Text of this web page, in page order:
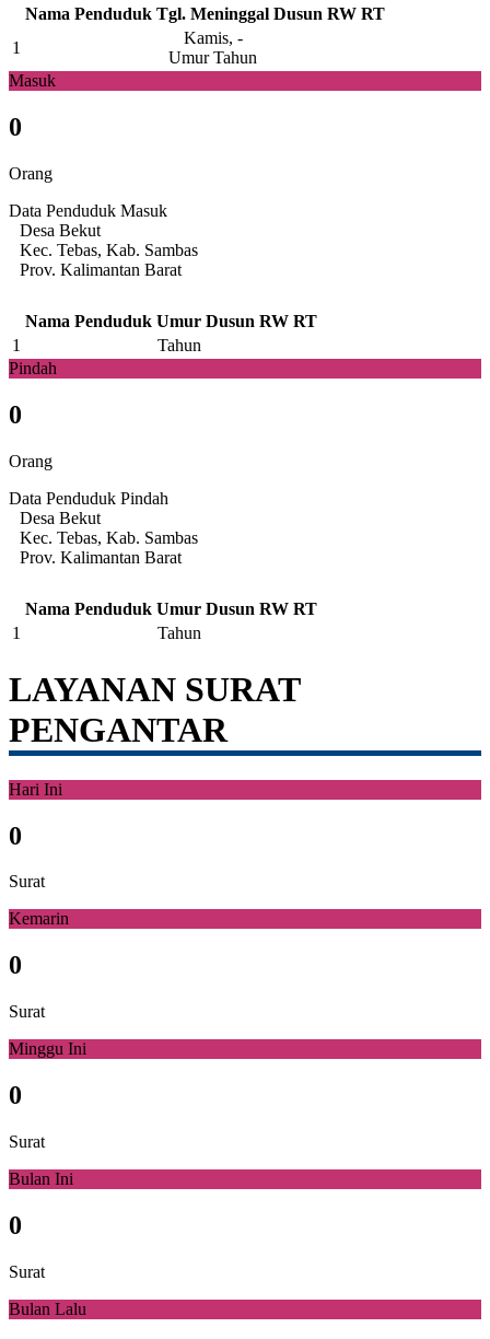
Nama Penduduk Tgl. Meninggal Dusun RW RT
1
Kamis, -
Umur Tahun
Masuk
0
Orang
Data Penduduk Masuk
Desa Bekut
Kec. Tebas, Kab. Sambas
Prov. Kalimantan Barat
Nama Penduduk Umur Dusun RW RT
1
Tahun
Pindah
0
Orang
Data Penduduk Pindah
Desa Bekut
Kec. Tebas, Kab. Sambas
Prov. Kalimantan Barat
Nama Penduduk Umur Dusun RW RT
1
Tahun
LAYANAN SURAT
PENGANTAR
Hari Ini
0
Surat
Kemarin
0
Surat
Minggu Ini
0
Surat
Bulan Ini
0
Surat
Bulan Lalu